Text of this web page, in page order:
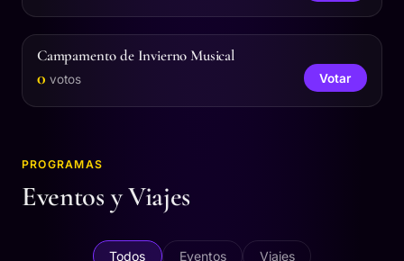
Campamento de Invierno Musical
0 votos Votar
PROGRAMAS
Eventos y Viajes
Todos Eventos Viajes